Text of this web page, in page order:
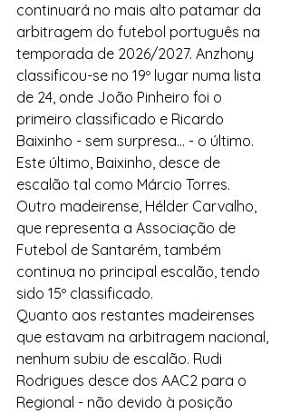
continuará no mais alto patamar da
arbitragem do futebol português na
temporada de 2026/2027. Anzhony
classificou-se no 19º lugar numa lista
de 24, onde João Pinheiro foi o
primeiro classificado e Ricardo
Baixinho - sem surpresa... - o último.
Este último, Baixinho, desce de
escalão tal como Márcio Torres.
Outro madeirense, Hélder Carvalho,
que representa a Associação de
Futebol de Santarém, também
continua no principal escalão, tendo
sido 15º classificado.
Quanto aos restantes madeirenses
que estavam na arbitragem nacional,
nenhum subiu de escalão. Rudi
Rodrigues desce dos AAC2 para o
Regional - não devido à posição